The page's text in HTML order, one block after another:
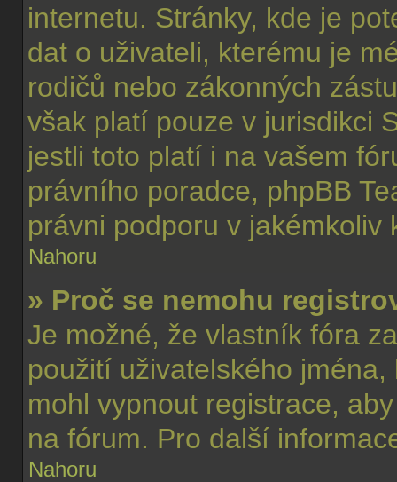
internetu. Stránky, kde je
dat o uživateli, kterému je
rodičů nebo zákonných
však platí pouze v jurisdikci
jestli toto platí i na vašem
právního poradce, phpBB
právni podporu v jakémkoliv
Nahoru
» Proč se nemohu
Je možné, že vlastník fóra
použití uživatelského
mohl vypnout registrace,
na fórum. Pro další
Nahoru